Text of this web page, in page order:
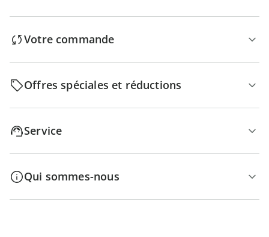
Votre commande
Offres spéciales et réductions
Service
Qui sommes-nous